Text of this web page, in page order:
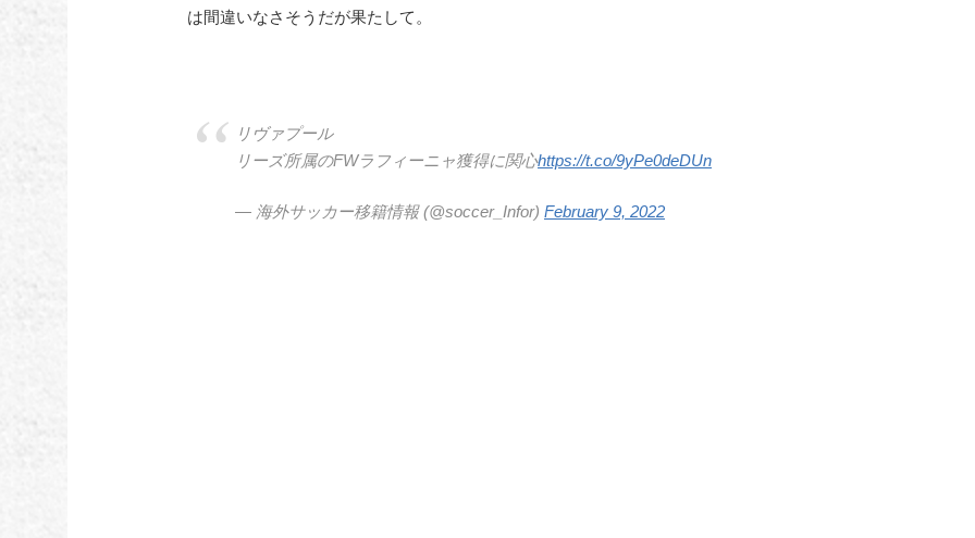
は間違いなさそうだが果たして。
リヴァプール
リーズ所属のFWラフィーニャ獲得に関心https://t.co/9yPe0deDUn
— 海外サッカー移籍情報 (@soccer_Infor) February 9, 2022